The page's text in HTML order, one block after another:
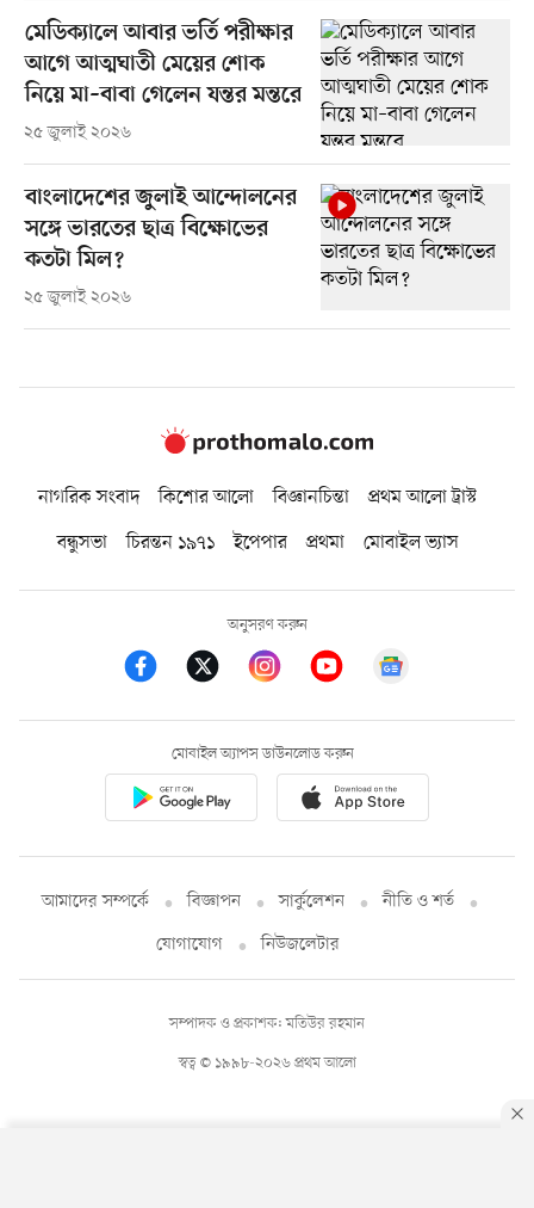
মেডিক্যালে আবার ভর্তি পরীক্ষার
আগে আত্মঘাতী মেয়ের শোক
নিয়ে মা–বাবা গেলেন যন্তর মন্তরে
২৫ জুলাই ২০২৬
বাংলাদেশের জুলাই আন্দোলনের
সঙ্গে ভারতের ছাত্র বিক্ষোভের
কতটা মিল?
২৫ জুলাই ২০২৬
নাগরিক সংবাদ কিশোর আলো বিজ্ঞানচিন্তা
প্রথম আলো ট্রাস্ট
বন্ধুসভা
চিরন্তন ১৯৭১ ইপেপার প্রথমা মোবাইল ভ্যাস
অনুসরণ করুন
মোবাইল অ্যাপস ডাউনলোড করুন
আমাদের সম্পর্কে বিজ্ঞাপন সার্কুলেশন
নীতি ও শর্ত
যোগাযোগ
নিউজলেটার
স্বত্ব © ১৯৯৮-২০২৬ প্রথম আলো
সম্পাদক ও প্রকাশক: মতিউর রহমান